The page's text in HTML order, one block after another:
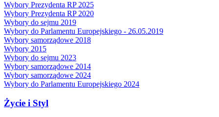
Wybory Prezydenta RP 2025
Wybory Prezydenta RP 2020
Wybory do sejmu 2019
Wybory do Parlamentu Europejskiego - 26.05.2019
Wybory samorządowe 2018
Wybory 2015
Wybory do sejmu 2023
Wybory samorządowe 2014
Wybory samorządowe 2024
Wybory do Parlamentu Europejskiego 2024
Życie i Styl